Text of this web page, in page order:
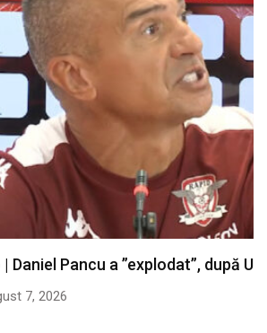
a ”explodat”, după UTA